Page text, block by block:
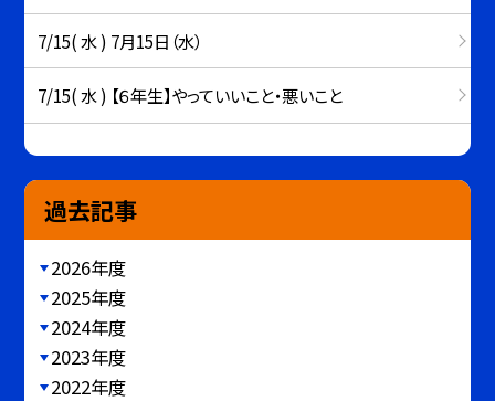
7/15( 水 ) 7月15日（水）
7/15( 水 ) 【６年生】やっていいこと・悪いこと
過去記事
2026年度
2025年度
2024年度
2023年度
2022年度